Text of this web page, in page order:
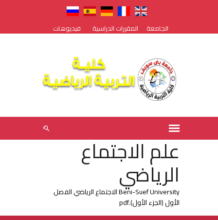
الجامعة المقررات الدراسية فيديوهات
علم الاجتماع
الرياضي Beni-Suef University الاجتماع الرياضي الفصل
الأول (الجزء الأول).pdf